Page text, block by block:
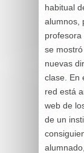
habitual
alumnos,
profesora
se
nuevas
clase. En
red está
web de
de un